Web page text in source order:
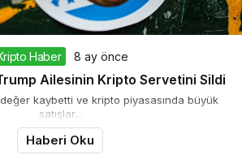
Haber 8 ay önce
Ailesinin Kripto Servetini Sildi
kaybetti ve kripto piyasasında büyük
satışlar...
Haberi Oku